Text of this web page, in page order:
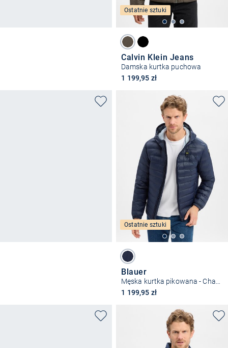
Ostatnie sztuki
Calvin Klein Jeans
Damska kurtka puchowa
1 199,95 zł
Ostatnie sztuki
Blauer
1 199,95 zł